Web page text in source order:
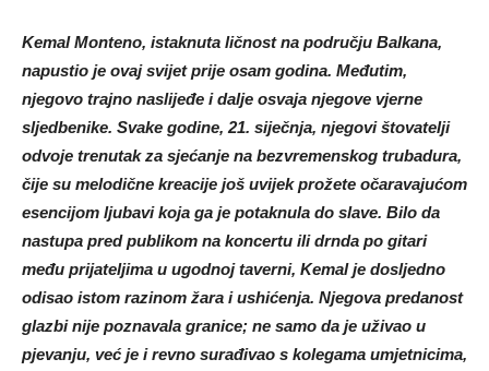
Kemal Monteno, istaknuta ličnost na području Balkana,
napustio je ovaj svijet prije osam godina. Međutim,
njegovo trajno naslijeđe i dalje osvaja njegove vjerne
sljedbenike. Svake godine, 21. siječnja, njegovi štovatelji
odvoje trenutak za sjećanje na bezvremenskog trubadura,
čije su melodične kreacije još uvijek prožete očaravajućom
esencijom ljubavi koja ga je potaknula do slave. Bilo da
nastupa pred publikom na koncertu ili drnda po gitari
među prijateljima u ugodnoj taverni, Kemal je dosljedno
odisao istom razinom žara i ushićenja. Njegova predanost
glazbi nije poznavala granice; ne samo da je uživao u
pjevanju, već je i revno surađivao s kolegama umjetnicima,